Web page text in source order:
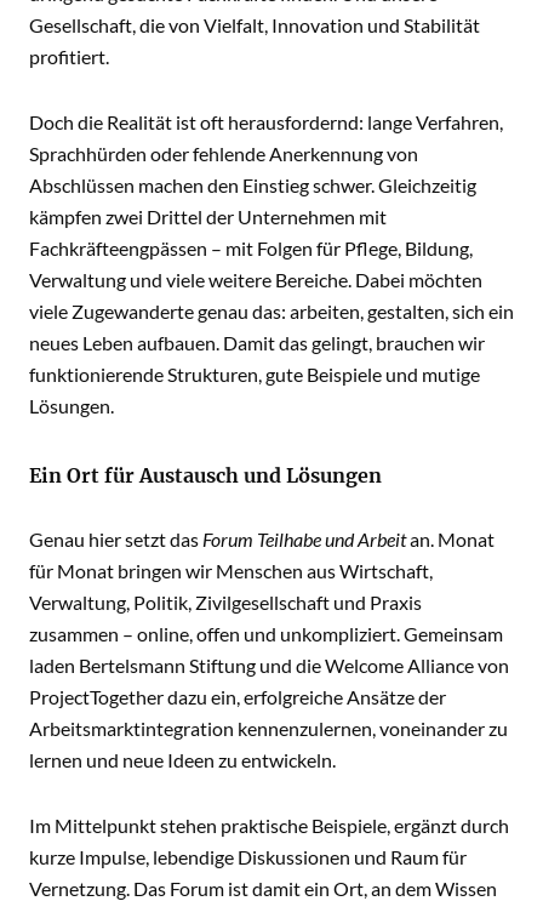
Gesellschaft, die von Vielfalt, Innovation und Stabilität
profitiert.
Doch die Realität ist oft herausfordernd: lange Verfahren,
Sprachhürden oder fehlende Anerkennung von
Abschlüssen machen den Einstieg schwer. Gleichzeitig
kämpfen zwei Drittel der Unternehmen mit
Fachkräfteengpässen – mit Folgen für Pflege, Bildung,
Verwaltung und viele weitere Bereiche. Dabei möchten
viele Zugewanderte genau das: arbeiten, gestalten, sich ein
neues Leben aufbauen. Damit das gelingt, brauchen wir
funktionierende Strukturen, gute Beispiele und mutige
Lösungen.
Ein Ort für Austausch und Lösungen
Genau hier setzt das Forum Teilhabe und Arbeitan. Monat
für Monat bringen wir Menschen aus Wirtschaft,
Verwaltung, Politik, Zivilgesellschaft und Praxis
zusammen – online, offen und unkompliziert. Gemeinsam
laden Bertelsmann Stiftung und die Welcome Alliance von
ProjectTogether dazu ein, erfolgreiche Ansätze der
Arbeitsmarktintegration kennenzulernen, voneinander zu
lernen und neue Ideen zu entwickeln.
Im Mittelpunkt stehen praktische Beispiele, ergänzt durch
kurze Impulse, lebendige Diskussionen und Raum für
Vernetzung. Das Forum ist damit ein Ort, an dem Wissen